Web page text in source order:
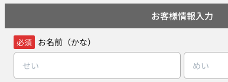
お客様情報入力
必須 お名前（かな）